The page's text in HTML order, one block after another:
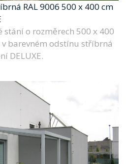
RAL 9006 500 x 400 cm
stání o rozměrech 500 x 400
v barevném odstínu stříbrná
DELUXE.